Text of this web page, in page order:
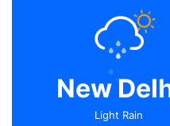
New
Light Rain